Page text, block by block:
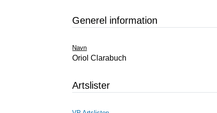
Generel information
Navn
Oriol Clarabuch
Artslister